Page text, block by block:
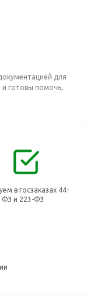
для
готовы помочь,
в госзаказах 44-
ФЗ и 223-ФЗ